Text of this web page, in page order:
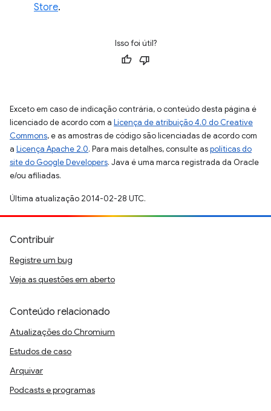
Store.
Isso foi útil?
Exceto em caso de indicação contrária, o conteúdo desta página é
licenciado de acordo com a Licença de atribuição 4.0 do Creative
Commons, e as amostras de código são licenciadas de acordo com
a Licença Apache 2.0. Para mais detalhes, consulte aspolíticas do
site do Google Developers. Java é uma marca registrada da Oracle
e/ou afiliadas.
Última atualização 2014-02-28 UTC.
Contribuir
Registre um bug
Veja as questões em aberto
Conteúdo relacionado
Atualizações do Chromium
Estudos de caso
Arquivar
Podcasts e programas